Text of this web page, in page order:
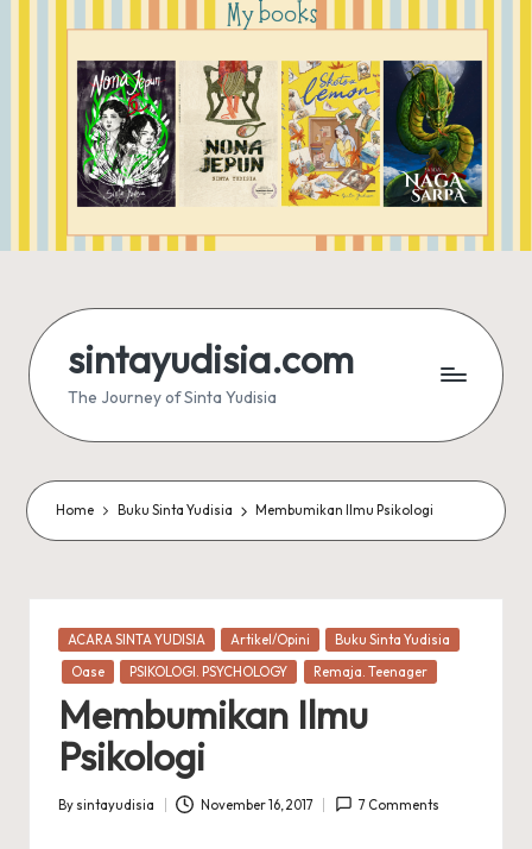
sintayudisia.com
The Journey of Sinta Yudisia
Home Buku Sinta Yudisia Membumikan Ilmu Psikologi
Posted
in
ACARA SINTA YUDISIA Artikel/Opini
Buku Sinta Yudisia
Oase
PSIKOLOGI. PSYCHOLOGY Remaja. Teenager
Membumikan Ilmu
Psikologi
Posted
By sintayudisia November 16, 2017 7 Comments